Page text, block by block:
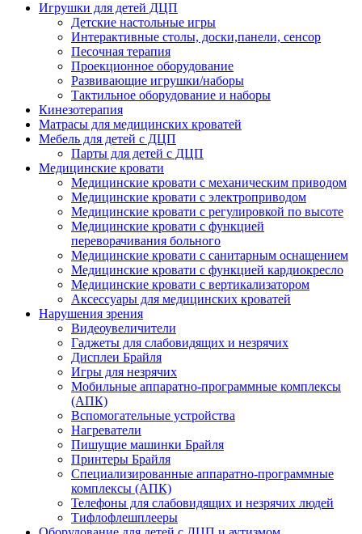
Игрушки для детей ДЦП
Детские настольные игры
Интерактивные столы, доски,панели, сенсор
Песочная терапия
Проекционное оборудование
Развивающие игрушки/наборы
Тактильное оборудование и наборы
Кинезотерапия
Матрасы для медицинских кроватей
Мебель для детей с ДЦП
Парты для детей с ДЦП
Медицинские кровати
Медицинские кровати с механическим приводом
Медицинские кровати с электроприводом
Медицинские кровати с регулировкой по высоте
Медицинские кровати с функцией
переворачивания больного
Медицинские кровати с санитарным оснащением
Медицинские кровати с функцией кардиокресло
Медицинские кровати с вертикализатором
Аксессуары для медицинских кроватей
Нарушения зрения
Видеоувеличители
Гаджеты для слабовидящих и незрячих
Дисплеи Брайля
Игры для незрячих
Мобильные аппаратно-программные комплексы
(АПК)
Вспомогательные устройства
Нагреватели
Пишущие машинки Брайля
Принтеры Брайля
Специализированные аппаратно-программные
комплексы (АПК)
Телефоны для слабовидящих и незрячих людей
Тифлофлешплееры